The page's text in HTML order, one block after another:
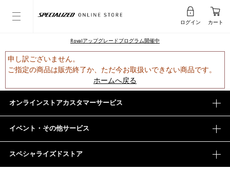
ログイン カート
Rovalアップグレードプログラム開催中
申し訳ございません。
ご指定の商品は販売終了か、ただ今お取扱いできない商品です。
ホームへ戻る
オンラインストアカスタマーサービス
イベント・その他サービス
スペシャライズドストア